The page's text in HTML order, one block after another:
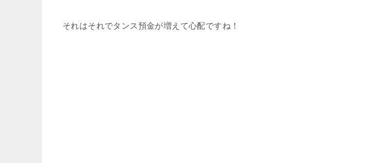
それはそれでタンス預金が増えて心配ですね！